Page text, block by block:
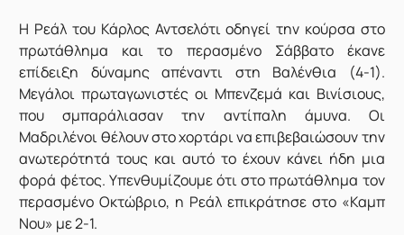
Η Ρεάλ του Κάρλος Αντσελότι οδηγεί την κούρσα στο
πρωτάθλημα και το περασμένο Σάββατο έκανε
επίδειξη δύναμης απέναντι στη Βαλένθια (4-1).
Μεγάλοι πρωταγωνιστές οι Μπενζεμά και Βινίσιους,
που σμπαράλιασαν την αντίπαλη άμυνα. Οι
Μαδριλένοι θέλουν στο χορτάρι να επιβεβαιώσουν την
ανωτερότητά τους και αυτό το έχουν κάνει ήδη μια
φορά φέτος. Υπενθυμίζουμε ότι στο πρωτάθλημα τον
περασμένο Οκτώβριο, η Ρεάλ επικράτησε στο «Καμπ
Νου» με 2-1.